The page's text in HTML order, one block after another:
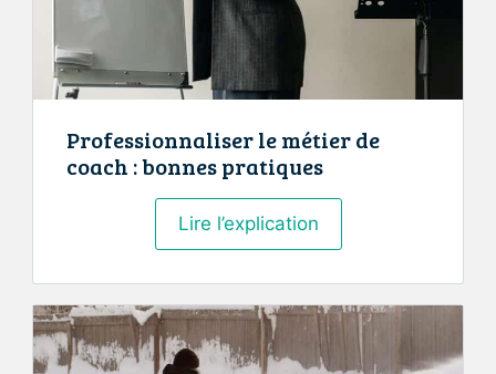
Professionnaliser le métier de
coach : bonnes pratiques
Lire l’explicationProfessionnaliser
le
métier
de
coach
: